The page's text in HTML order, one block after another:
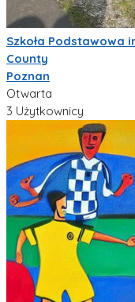
Szkoła Podstawowa
County
Poznan
Otwarta
3 Użytkownicy